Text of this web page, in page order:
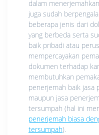
dalam
juga sudah
beberapa jenis dari
yang berbeda serta
baik pribadi atau
mempercayakan
dokumen terhadap
membutuhkan
penerjemah baik jasa
maupun jasa
tersumpah (hal ini
penerjemah biasa
tersumpah).